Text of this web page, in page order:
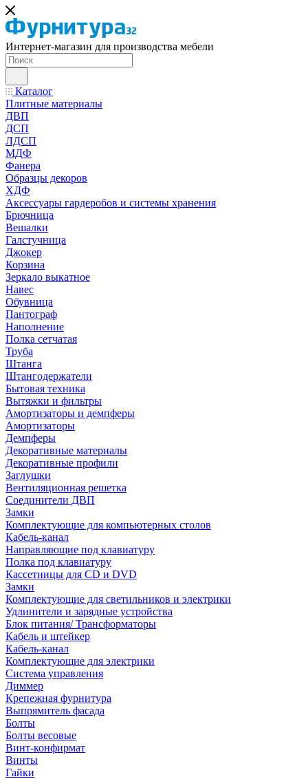
Интернет-магазин для производства мебели
Каталог
Плитные материалы
ДВП
ДСП
ЛДСП
МДФ
Фанера
Образцы декоров
ХДФ
Аксессуары гардеробов и системы хранения
Брючница
Вешалки
Галстучница
Джокер
Корзина
Зеркало выкатное
Навес
Обувница
Пантограф
Наполнение
Полка сетчатая
Труба
Штанга
Штангодержатели
Бытовая техника
Вытяжки и фильтры
Амортизаторы и демпферы
Амортизаторы
Демпферы
Декоративные материалы
Декоративные профили
Заглушки
Вентиляционная решетка
Соединители ДВП
Замки
Комплектующие для компьютерных столов
Кабель-канал
Направляющие под клавиатуру
Полка под клавиатуру
Кассетницы для CD и DVD
Замки
Комплектующие для светильников и электрики
Удлинители и зарядные устройства
Блок питания/ Трансформаторы
Кабель и штейкер
Кабель-канал
Комплектующие для электрики
Система управления
Диммер
Крепежная фурнитура
Выпрямитель фасада
Болты
Болты весовые
Винт-конфирмат
Винты
Гайки